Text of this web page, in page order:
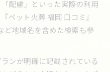
する時の心得
前の心構えと準備
ト火葬を行う方法
ス選びの重要ポイント
配慮」といった実際の利用
ペット火葬 福岡 口コミ』
ど地域名を含めた検索も参
ンが明確に記載されている